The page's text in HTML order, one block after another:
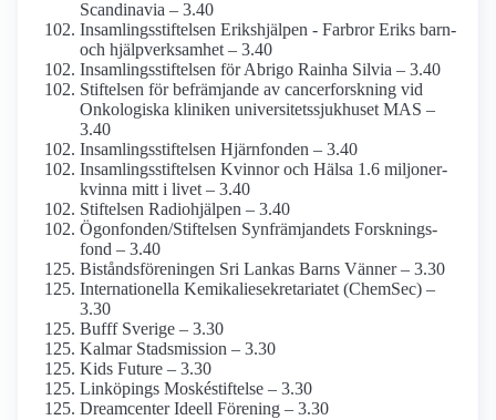
Scandinavia – 3.40
Insamlings­stiftelsen Erikshjälpen - Farbror Eriks barn-
och hjälpverksamhet – 3.40
Insamlings­stiftelsen för Abrigo Rainha Silvia – 3.40
Stiftelsen för befrämjande av cancerforskning vid
Onkologiska kliniken universitets­sjukhuset MAS –
3.40
Insamlings­stiftelsen Hjärnfonden – 3.40
Insamlings­stiftelsen Kvinnor och Hälsa 1.6 miljoner-
kvinna mitt i livet – 3.40
Stiftelsen Radiohjälpen – 3.40
Ögonfonden/­Stiftelsen Synfrämjandets Forsknings­
fond – 3.40
Bistånds­föreningen Sri Lankas Barns Vänner – 3.30
Internationella Kemikalie­sekretariatet (ChemSec) –
3.30
Bufff Sverige – 3.30
Kalmar Stads­mission – 3.30
Kids Future – 3.30
Linköpings Moskéstiftelse – 3.30
Dreamcenter Ideell Förening – 3.30